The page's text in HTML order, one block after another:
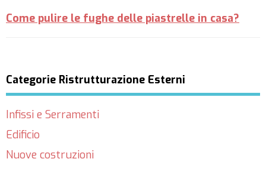
Come pulire le fughe delle piastrelle in casa?
Categorie Ristrutturazione Esterni
Infissi e Serramenti
Edificio
Nuove costruzioni